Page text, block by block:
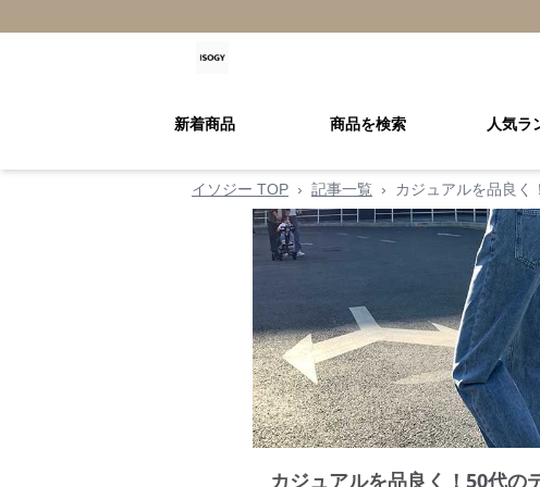
新着商品 商品を検索 人気ラ
イソジー TOP › 記事一覧 › カジュアルを品良く
カジュアルを品良く！50代の